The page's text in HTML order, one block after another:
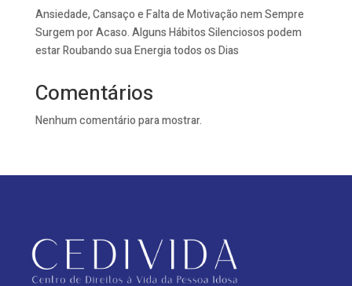
Ansiedade, Cansaço e Falta de Motivação nem Sempre
Surgem por Acaso. Alguns Hábitos Silenciosos podem
estar Roubando sua Energia todos os Dias
Comentários
Nenhum comentário para mostrar.